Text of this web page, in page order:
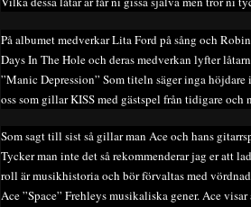
På albumet medverkar Lita Ford på sång och
Days In The Hole och deras medverkan lyfter
”Manic Depression” Som titeln säger inga
oss som gillar KISS med gästspel från tidigare och
Som sagt till sist så gillar man Ace och hans
Tycker man inte det så rekommenderar jag er att
roll är musikhistoria och bör förvaltas med
Ace ”Space” Frehleys musikaliska gener. Ace